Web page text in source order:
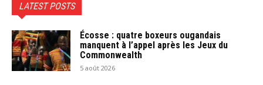
LATEST POSTS
Écosse : quatre boxeurs ougandais
manquent à l’appel après les Jeux du
Commonwealth
5 août 2026